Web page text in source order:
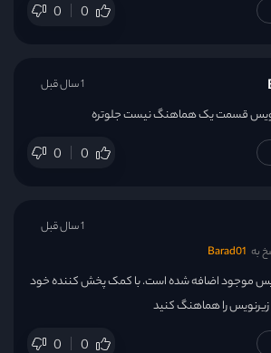
0 0
قسمت یک هماهنگ نیست جلوتره
0 0
1 سال قبل
به Barad01
موجود اضافه شده است. با کمک پخش کننده خود
زیرنویس را هماهنگ کنید
0 0
1 سال قبل